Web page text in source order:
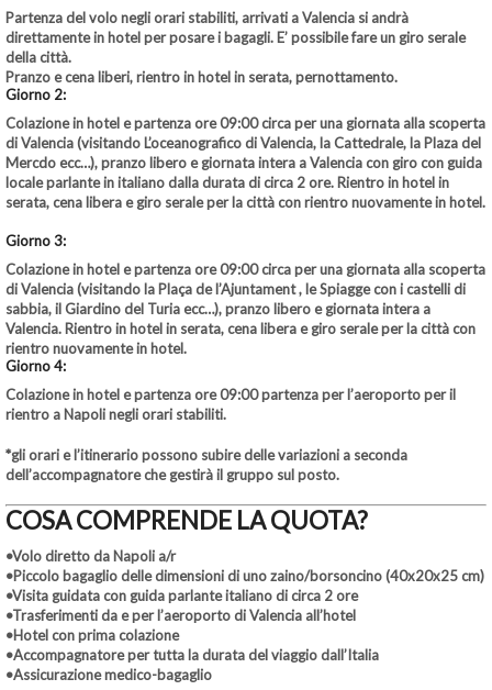
Partenza del volo negli orari stabiliti, arrivati a Valencia si andrà
direttamente in hotel per posare i bagagli. E’ possibile fare un giro serale
della città.
Pranzo e cena liberi, rientro in hotel in serata, pernottamento.
Giorno 2:
Colazione in hotel e partenza ore 09:00 circa per una giornata alla scoperta
di Valencia (visitando L’oceanografico di Valencia, la Cattedrale, la Plaza del
Mercdo ecc…), pranzo libero e giornata intera a Valencia con giro con guida
locale parlante in italiano dalla durata di circa 2 ore. Rientro in hotel in
serata, cena libera e giro serale per la città con rientro nuovamente in hotel.
Giorno 3:
Colazione in hotel e partenza ore 09:00 circa per una giornata alla scoperta
di Valencia (visitando la Plaça de l’Ajuntament , le Spiagge con i castelli di
sabbia, il Giardino del Turia ecc…), pranzo libero e giornata intera a
Valencia. Rientro in hotel in serata, cena libera e giro serale per la città con
rientro nuovamente in hotel.
Giorno 4:
Colazione in hotel e partenza ore 09:00 partenza per l’aeroporto per il
rientro a Napoli negli orari stabiliti.
*gli orari e l’itinerario possono subire delle variazioni a seconda
dell’accompagnatore che gestirà il gruppo sul posto.
COSA COMPRENDE LA QUOTA?
•Volo diretto da Napoli a/r
•Piccolo bagaglio delle dimensioni di uno zaino/borsoncino (40x20x25 cm)
•Visita guidata con guida parlante italiano di circa 2 ore
•Trasferimenti da e per l’aeroporto di Valencia all’hotel
•Hotel con prima colazione
•Accompagnatore per tutta la durata del viaggio dall’Italia
•Assicurazione medico-bagaglio